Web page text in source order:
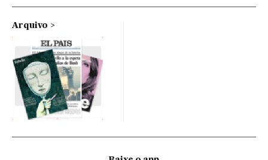
Arquivo